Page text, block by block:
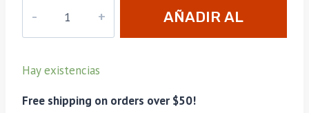
Recambio
Zippo
AÑADIR AL
Hay existencias
Free shipping on orders over $50!